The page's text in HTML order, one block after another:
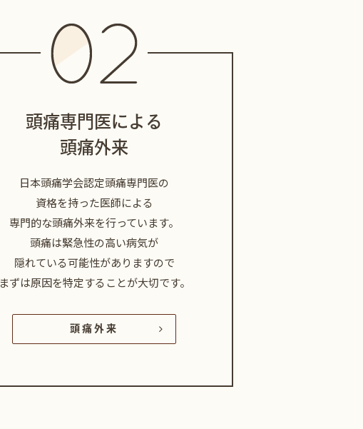
頭痛専門医による
頭痛外来
日本頭痛学会認定頭痛専門医の
資格を持った医師による
専門的な頭痛外来を行っています。
頭痛は緊急性の高い病気が
隠れている可能性がありますので
まずは原因を特定することが大切です。
頭痛外来